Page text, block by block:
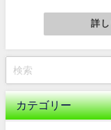
詳
カテゴリー